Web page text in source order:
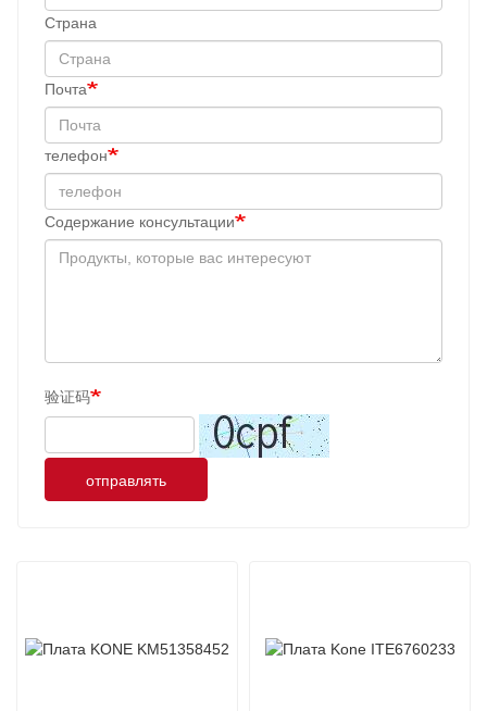
Cтрана
Почта
телефон
Содержание консультации
验证码
отправлять